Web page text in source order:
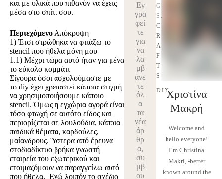
και με υλικά που πιθανόν να έχεις
μέσα στο σπίτι σου.
Περιεχόμενο Απόκρυψη
1) Έτσι στρώθηκα να φτιάξω το
stencil που ήθελα μόνη μου
1.1) Μέχρι τώρα αυτό ήταν για μένα
το εύκολο κομμάτι
Σίγουρα όσοι ασχολούμαστε με
το diy έχει χρειαστεί κάποια στιγμή
να χρησιμοποιήσουμε κάποιο
stencil. Όμως η εγχώρια αγορά είναι
τόσο φτωχή σε αυτότο είδος και
περιορίζεται σε λουλούδια, κάποια
παιδικά θέματα, καρδούλες,
μαίανδρους. Ύστερα από έρευνα
στοδιαδίκτυο βρήκα γνωστή
εταιρεία του εξωτερικού και
ετοιμαζόμουν να παραγγείλω αυτό
που ήθελα. Ενώ λοιπόν το σχέδιο
Εγ
γρα
φεί
τε
για
να
λα
μβ
άνε
τε
όλ
α
τα
νέα
άρ
θρ
α,
συ
μβ
ου
G
S:
C
R
A
F
T
S
DIYΧριστίνα
Μακρή
Welcome and
hello everyone!
I’m Christina
Makri, -better
known around the